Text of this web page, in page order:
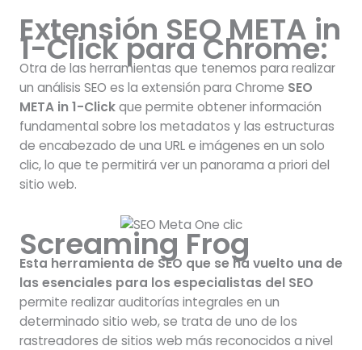
Extensión SEO META in
1-Click para Chrome:
Otra de las herramientas que tenemos para realizar
un análisis SEO es la extensión para Chrome SEO
META in 1-Clickque permite obtener información
fundamental sobre los metadatos y las estructuras
de encabezado de una URL e imágenes en un solo
clic, lo que te permitirá ver un panorama a priori del
sitio web.
Screaming Frog
Esta herramienta de SEO que se ha vuelto una de
las esenciales para los especialistas del SEO
permite realizar auditorías integrales en un
determinado sitio web, se trata de uno de los
rastreadores de sitios web más reconocidos a nivel